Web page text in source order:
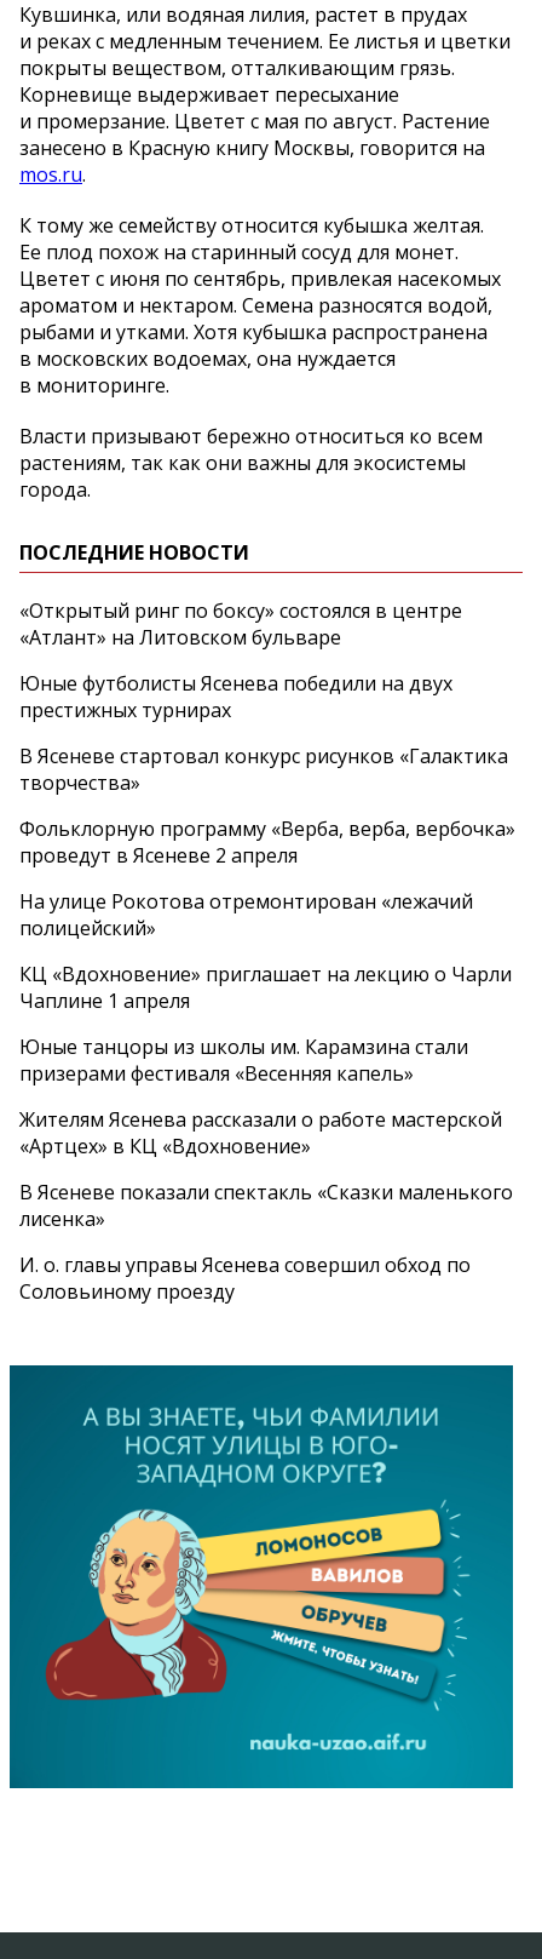
Кувшинка, или водяная лилия, растет в прудах
и реках с медленным течением. Ее листья и цветки
покрыты веществом, отталкивающим грязь.
Корневище выдерживает пересыхание
и промерзание. Цветет с мая по август. Растение
занесено в Красную книгу Москвы, говорится на
mos.ru.
К тому же семейству относится кубышка желтая.
Ее плод похож на старинный сосуд для монет.
Цветет с июня по сентябрь, привлекая насекомых
ароматом и нектаром. Семена разносятся водой,
рыбами и утками. Хотя кубышка распространена
в московских водоемах, она нуждается
в мониторинге.
Власти призывают бережно относиться ко всем
растениям, так как они важны для экосистемы
города.
ПОСЛЕДНИЕ НОВОСТИ
«Открытый ринг по боксу» состоялся в центре
«Атлант» на Литовском бульваре
Юные футболисты Ясенева победили на двух
престижных турнирах
В Ясеневе стартовал конкурс рисунков «Галактика
творчества»
Фольклорную программу «Верба, верба, вербочка»
проведут в Ясеневе 2 апреля
На улице Рокотова отремонтирован «лежачий
полицейский»
КЦ «Вдохновение» приглашает на лекцию о Чарли
Чаплине 1 апреля
Юные танцоры из школы им. Карамзина стали
призерами фестиваля «Весенняя капель»
Жителям Ясенева рассказали о работе мастерской
«Артцех» в КЦ «Вдохновение»
В Ясеневе показали спектакль «Сказки маленького
лисенка»
И. о. главы управы Ясенева совершил обход по
Соловьиному проезду